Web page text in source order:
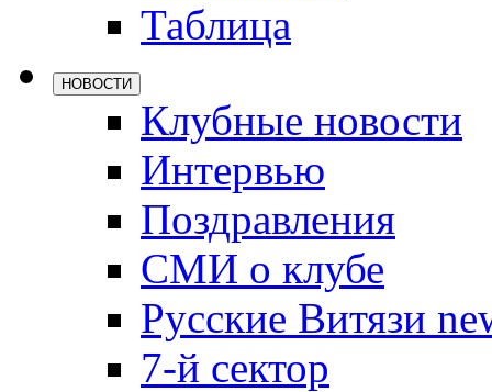
Таблица
НОВОСТИ
Клубные новости
Интервью
Поздравления
СМИ о клубе
Русские Витязи
7-й сектор